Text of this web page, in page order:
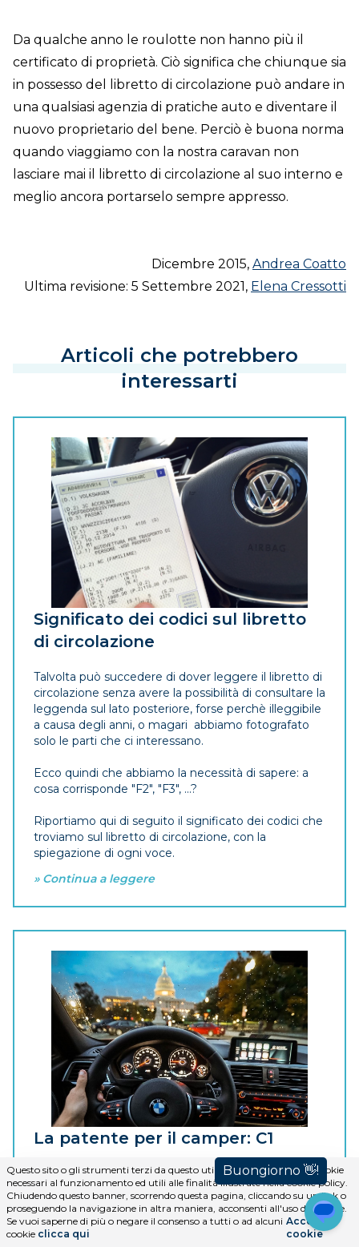
Da qualche anno le roulotte non hanno più il
certificato di proprietà. Ciò significa che chiunque sia
in possesso del libretto di circolazione può andare in
una qualsiasi agenzia di pratiche auto e diventare il
nuovo proprietario del bene. Perciò è buona norma
quando viaggiamo con la nostra caravan non
lasciare mai il libretto di circolazione al suo interno e
meglio ancora portarselo sempre appresso.
Dicembre 2015, Andrea Coatto
Ultima revisione: 5 Settembre 2021, Elena Cressotti
Articoli che potrebbero
interessarti
Significato dei codici sul libretto
di circolazione
Talvolta può succedere di dover leggere il libretto di
circolazione senza avere la possibilità di consultare la
leggenda sul lato posteriore, forse perchè illeggibile
a causa degli anni, o magari abbiamo fotografato
solo le parti che ci interessano.
Ecco quindi che abbiamo la necessità di sapere: a
cosa corrisponde "F2", "F3", ...?
Riportiamo qui di seguito il significato dei codici che
troviamo sul libretto di circolazione, con la
spiegazione di ogni voce.
» Continua a leggere
La patente per il camper: C1
Quale patente serve per guidare un camper?
La patente B ci permette di guidare veicolo sotto i
3.500 kg come ad esempio l'auto e la maggior
parte dei camper circolanti. Con la patente C ci è
permesso guidare veicoli con peso a pieno carico
Questo sito o gli strumenti terzi da questo utilizzati si avvalgono di cookie
necessari al funzionamento ed utili alle finalità illustrate nella cookie policy.
Chiudendo questo banner, scorrendo questa pagina, cliccando su un link o
proseguendo la navigazione in altra maniera, acconsenti all'uso dei cookie.
Se vuoi saperne di più o negare il consenso a tutti o ad alcuni
cookie clicca qui
Accetta i
cookie